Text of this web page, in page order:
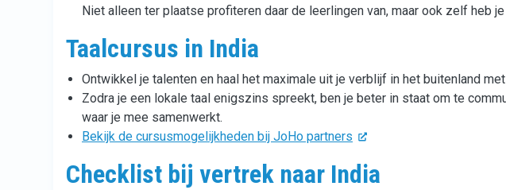
Niet alleen ter plaatse profiteren daar de leerlingen van, maar ook zelf heb
Taalcursus in India
Ontwikkel je talenten en haal het maximale uit je verblijf in het buitenland
Zodra je een lokale taal enigszins spreekt, ben je beter in staat om te
waar je mee samenwerkt.
Bekijk de cursusmogelijkheden bij JoHo partners
Checklist bij vertrek naar India